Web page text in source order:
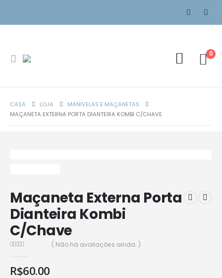
0
CASA LOJA
MANIVELAS E MAÇANETAS
MAÇANETA EXTERNA PORTA DIANTEIRA KOMBI C/CHAVE
Maçaneta Externa Porta
Dianteira Kombi
C/Chave
( Não há avaliações ainda. )
R$60.00